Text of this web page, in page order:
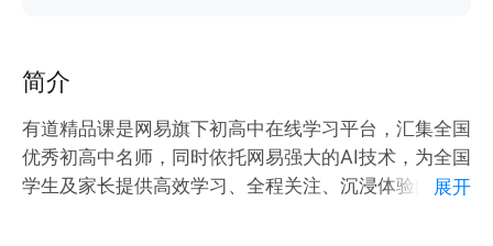
简介
有道精品课是网易旗下初高中在线学习平台，汇集全国
优秀初高中名师，同时依托网易强大的AI技术，为全国
学生及家长提供高效学习、全程关注、沉浸体验的提升
展开